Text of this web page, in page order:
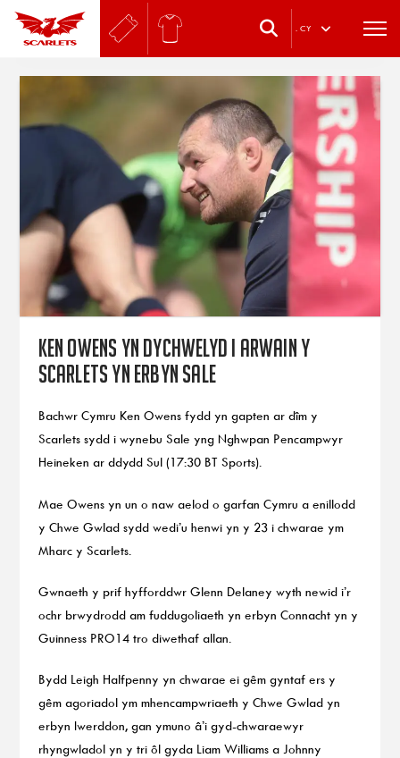
. CY
Ken Owens yn dychwelyd i arwain y
Scarlets yn erbyn Sale
Bachwr Cymru Ken Owens fydd yn gapten ar dîm y
Scarlets sydd i wynebu Sale yng Nghwpan Pencampwyr
Heineken ar ddydd Sul (17:30 BT Sports).
Mae Owens yn un o naw aelod o garfan Cymru a enillodd
y Chwe Gwlad sydd wedi’u henwi yn y 23 i chwarae ym
Mharc y Scarlets.
Gwnaeth y prif hyfforddwr Glenn Delaney wyth newid i’r
ochr brwydrodd am fuddugoliaeth yn erbyn Connacht yn y
Guinness PRO14 tro diwethaf allan.
Bydd Leigh Halfpenny yn chwarae ei gêm gyntaf ers y
gêm agoriadol ym mhencampwriaeth y Chwe Gwlad yn
erbyn Iwerddon, gan ymuno â’i gyd-chwaraewyr
rhyngwladol yn y tri ôl gyda Liam Williams a Johnny